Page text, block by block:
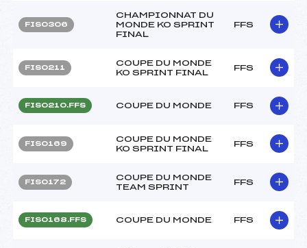
FIS0306
CHAMPIONNAT DU
MONDE KO SPRINT
FINAL
FFS
FIS0211
COUPE DU MONDE
KO SPRINT FINAL
FFS
FIS0210.FFS COUPE DU MONDE FFS
FIS0169
COUPE DU MONDE
KO SPRINT FINAL
FFS
FIS0172
COUPE DU MONDE
TEAM SPRINT
FFS
FIS0168.FFS COUPE DU MONDE FFS